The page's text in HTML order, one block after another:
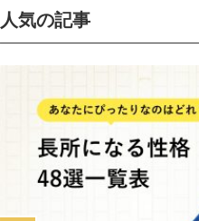
人気の記事